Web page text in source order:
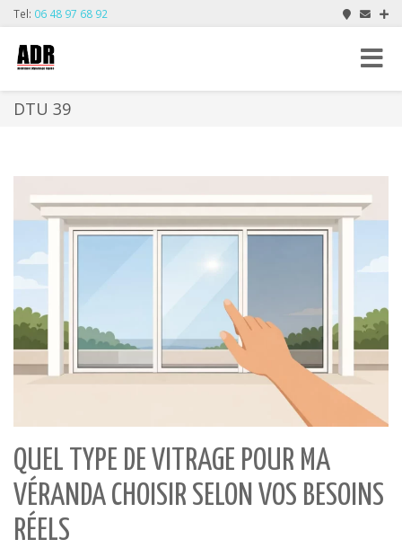
Tel: 06 48 97 68 92
Toggle
DTU 39
QUEL TYPE DE VITRAGE POUR MA
VÉRANDA CHOISIR SELON VOS BESOINS
RÉELS